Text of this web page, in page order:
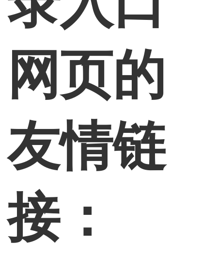
网页的
友情链
接：